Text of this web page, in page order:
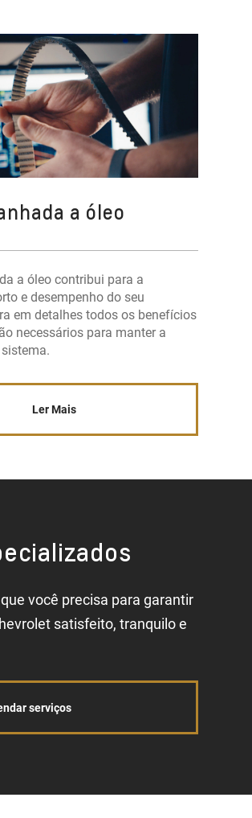
a óleo
a óleo contribui para a
e desempenho do seu
em detalhes todos os benefícios
necessários para manter a
Ler Mais
você precisa para garantir
satisfeito, tranquilo e
serviços